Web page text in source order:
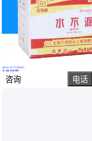
快速堵漏王 水不漏 厨房厕所防水 高和建材 直接应该
真实性已核验
￥38.00/箱
咨询 电话